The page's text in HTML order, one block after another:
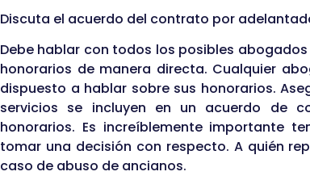
Discuta el acuerdo del contrato por
Debe hablar con todos los posibles
honorarios de manera directa. Cualquier
dispuesto a hablar sobre sus honorarios.
servicios se incluyen en un acuerdo de
honorarios. Es increíblemente importante
tomar una decisión con respecto. A quién
caso de abuso de ancianos.